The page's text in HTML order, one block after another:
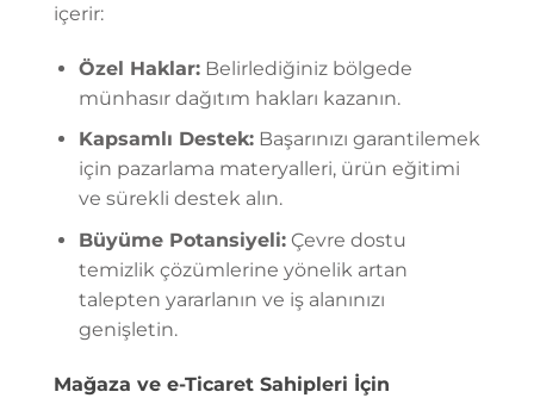
içerir:
Özel Haklar:Belirlediğiniz bölgede
münhasır dağıtım hakları kazanın.
Kapsamlı Destek:Başarınızı garantilemek
için pazarlama materyalleri, ürün eğitimi
ve sürekli destek alın.
Büyüme Potansiyeli:Çevre dostu
temizlik çözümlerine yönelik artan
talepten yararlanın ve iş alanınızı
genişletin.
Mağaza ve e-Ticaret Sahipleri İçin